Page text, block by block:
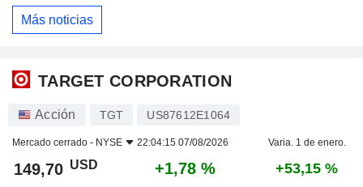
Más noticias
TARGET CORPORATION
Acción TGT US87612E1064
Mercado cerrado - NYSE 22:04:15 07/08/2026 Varia. 1 de enero.
149,70 USD +1,78 % +53,15 %